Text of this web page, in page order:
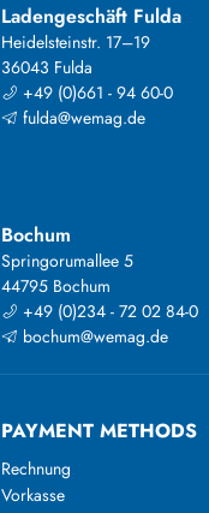
Ladengeschäft Fulda
Heidelsteinstr. 17–19
36043 Fulda
+49 (0)661 - 94 60-0
fulda@wemag.de
Bochum
Springorumallee 5
44795 Bochum
+49 (0)234 - 72 02 84-0
bochum@wemag.de
PAYMENT METHODS
Rechnung
Vorkasse